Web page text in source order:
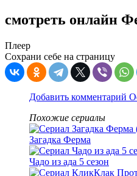
смотреть онлайн
Плеер
Сохрани себе на страницу
Добавить комментарий
Похожие сериалы
Загадка Ферма
Чадо из ада 5 сезон